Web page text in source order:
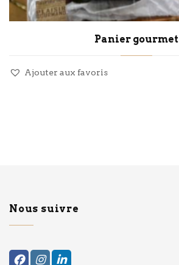
Panier gourmet
Ajouter aux favoris
Nous suivre